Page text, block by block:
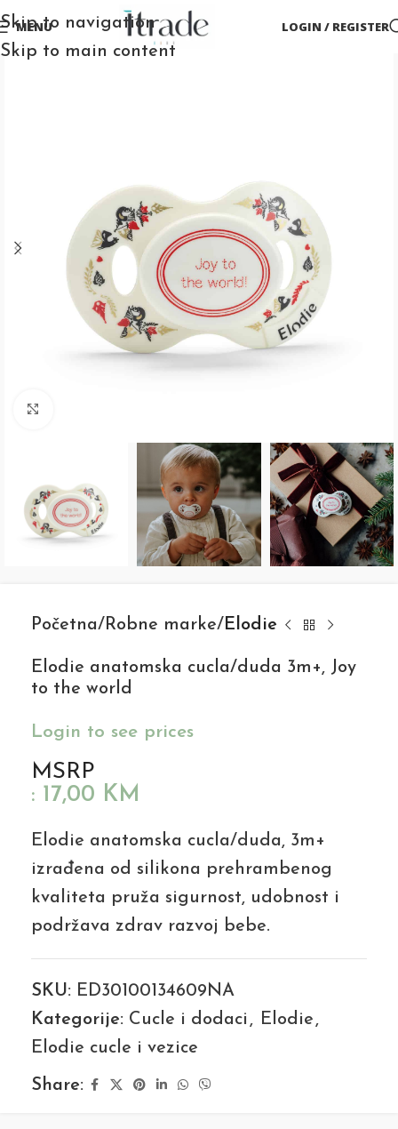
Skip to navigation
Skip to main content
MENU LOGIN / REGISTER
Početna Robne marke Elodie
Elodie anatomska cucla/duda 3m+, Joy
to the world
Login to see prices
MSRP
: 17,00 KM
Elodie anatomska cucla/duda, 3m+
izrađena od silikona prehrambenog
kvaliteta pruža sigurnost, udobnost i
podržava zdrav razvoj bebe.
SKU: ED30100134609NA
Kategorije: Cucle i dodaci , Elodie ,
Elodie cucle i vezice
Share: